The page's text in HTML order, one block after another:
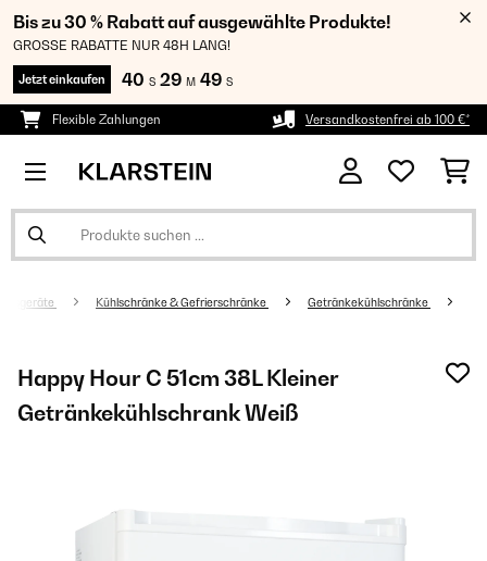
Bis zu 30 % Rabatt auf ausgewählte Produkte!
GROSSE RABATTE NUR 48H LANG!
Jetzt einkaufen 40 S 29 M 48 S
Flexible Zahlungen Versandkostenfrei ab 100 €*
Kühlschränke & Gefrierschränke Getränkekühlschränke
Happy Hour C 51cm 38L Kleiner
Getränkekühlschrank Weiß